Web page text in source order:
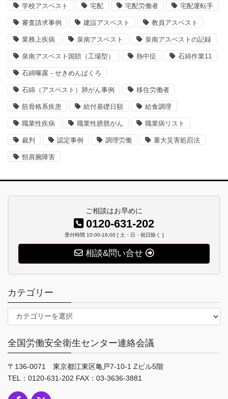
学校アスベスト 宅配 宅配労働者 宅配運転手
審査請求事例 建設アスベスト 教員アスベスト
業務上疾病 泉南アスベスト 泉南アスベストの記録
泉南アスベスト国賠（工場型） 熱中症 石綿作業11
石綿曝露－せきめんばくろ
石綿（アスベスト）肺がん事例 移住労働者
筋骨格系疾患 給付基礎日額 給食調理
職業性疾病 職業性膀胱がん 職業病リスト
裁判 認定事例 調理労働 重大災害処罰法
頸肩腕障害
ご相談はお早めに
0120-631-202
受付時間 10:00-16:00 [ 土・日・祝日除く ]
相談&問い合せ
カテゴリー
テ
リ
ー
全国労働安全衛生センター連絡会議
〒136-0071 東京都江東区亀戸7-10-1 Zビル5階
TEL：0120-631-202 FAX：03-3636-3881